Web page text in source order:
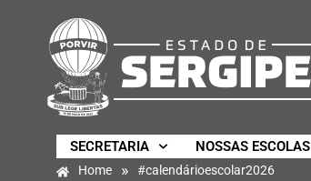
SECRETARIA NOSSAS ESCOLAS
Home » #calendárioescolar2026